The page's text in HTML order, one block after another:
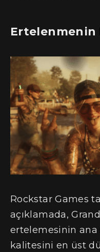
Ertelenmenin
Rockstar Games
açıklamada,
ertelemesinin ana
kalitesini en üst